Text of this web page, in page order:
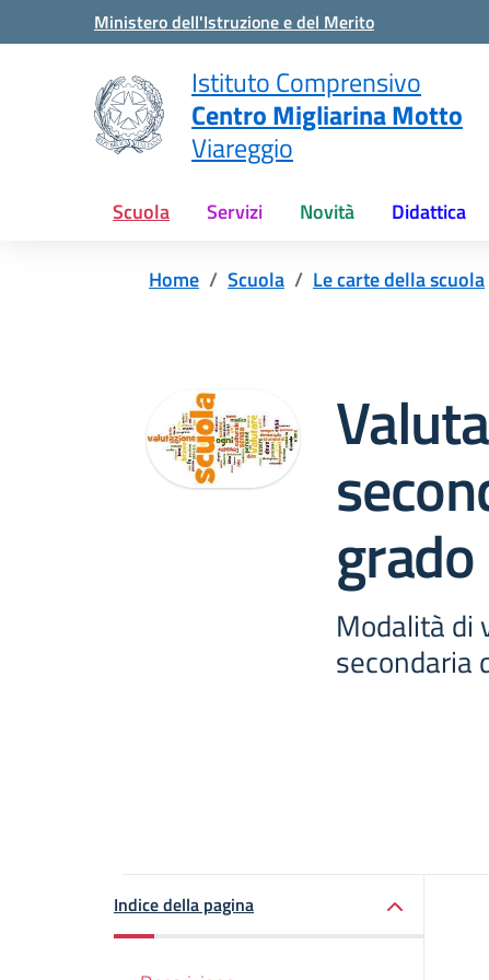
Vai ai contenuti
Vai al menu di navigazione
Ministero dell'Istruzione e del Merito
Istituto Comprensivo
Centro Migliarina Motto
Viareggio
Scuola Servizi Novità Didattica
Home Scuola Le carte della scuola
grado
Modalità di
secondaria
Indice della pagina